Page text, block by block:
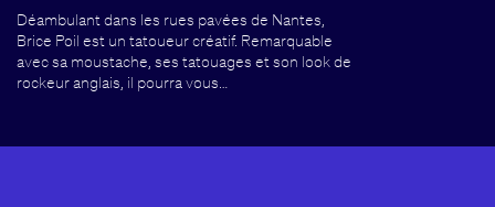
Déambulant dans les rues pavées de Nantes,
Brice Poil est un tatoueur créatif. Remarquable
avec sa moustache, ses tatouages et son look de
rockeur anglais, il pourra vous…